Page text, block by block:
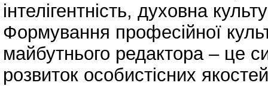
інтелігентність, духовна
Формування професійної
майбутнього редактора – це
розвиток особистісних